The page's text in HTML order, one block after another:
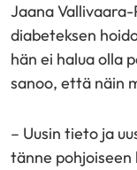
Jaana
diabeteksen
hän ei halua olla
sanoo, että näin
– Uusin tieto ja
tänne pohjoiseen